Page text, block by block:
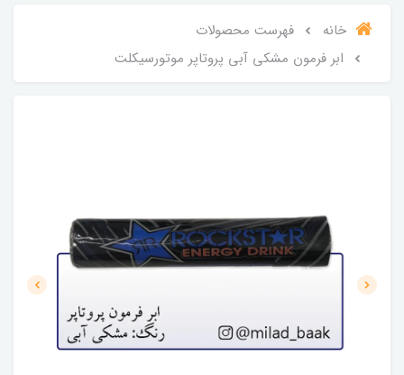
خانه
فهرست محصولات
ابر فرمون مشکی آبی پروتاپر موتورسیکلت